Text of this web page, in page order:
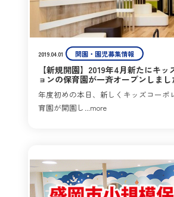
2019.04.01 開園・園児募集情報
【新規開園】2019年4月新たにキッ
ョンの保育園が一斉オープンしまし
年度初めの本日、新しくキッズコーポ
育園が開園し...more